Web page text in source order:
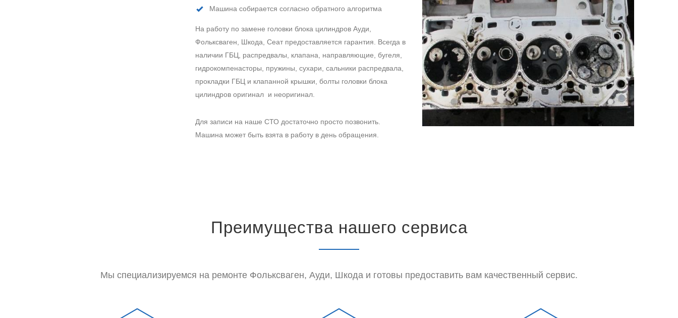
Машина собирается согласно обратного алгоритма
На работу по замене головки блока цилиндров Ауди,
Фольксваген, Шкода, Сеат предоставляется гарантия. Всегда в
наличии ГБЦ, распредвалы, клапана, направляющие, бугеля,
гидрокомпенасторы, пружины, сухари, сальники распредвала,
прокладки ГБЦ и клапанной крышки, болты головки блока
цилиндров оригинал и неоригинал.
Для записи на наше СТО достаточно просто позвонить.
Машина может быть взята в работу в день обращения.
Преимущества нашего сервиса
Мы специализируемся на ремонте Фольксваген, Ауди, Шкода и готовы предоставить вам качественный сервис.